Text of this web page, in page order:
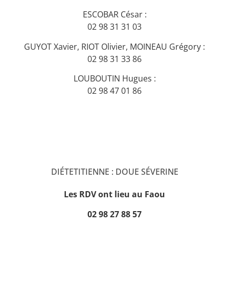
ESCOBAR César :
02 98 31 31 03
GUYOT Xavier, RIOT Olivier, MOINEAU Grégory :
02 98 31 33 86
LOUBOUTIN Hugues :
02 98 47 01 86
DIÉTETITIENNE : DOUE SÉVERINE
Les RDV ont lieu au Faou
02 98 27 88 57